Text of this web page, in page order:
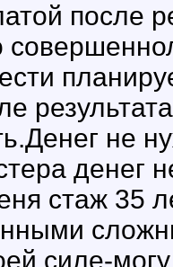
после
не
денег
стаж 35
силе-